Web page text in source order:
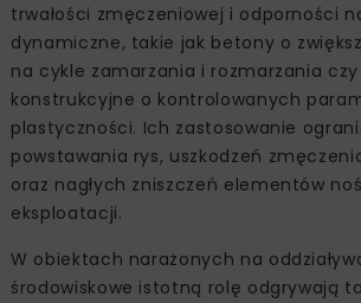
trwałości zmęczeniowej i odporności
dynamiczne, takie jak betony o
na cykle zamarzania i rozmarzania
konstrukcyjne o kontrolowanych
plastyczności. Ich zastosowanie
powstawania rys, uszkodzeń
oraz nagłych zniszczeń elementów
eksploatacji.
W obiektach narażonych na
środowiskowe istotną rolę odgrywają